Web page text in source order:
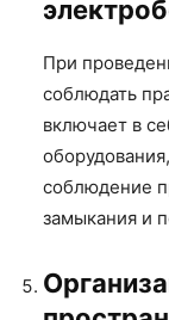
При
соблюдать
включает в
соблюдение
замыкания и